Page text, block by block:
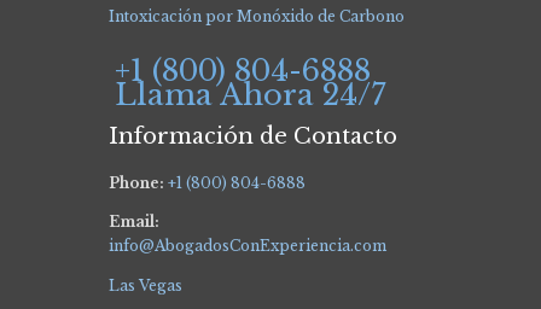
Intoxicación por Monóxido de Carbono
+1 (800) 804-6888
Llama Ahora 24/7
Información de Contacto
Phone: +1 (800) 804-6888
Email:
info@AbogadosConExperiencia.com
Las Vegas